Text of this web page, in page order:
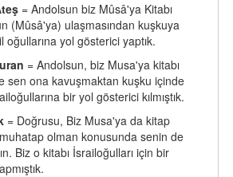
= Andolsun biz Mûsâ'ya Kitabı
(Mûsâ'ya) ulaşmasından kuşkuya
yol gösterici yaptık.
= Andolsun, biz Musa'ya kitabı
sen ona kavuşmaktan kuşku içinde
bir yol gösterici kılmıştık.
= Doğrusu, Biz Musa'ya da kitap
olman konusunda senin de
Biz o kitabı İsrailoğulları için bir